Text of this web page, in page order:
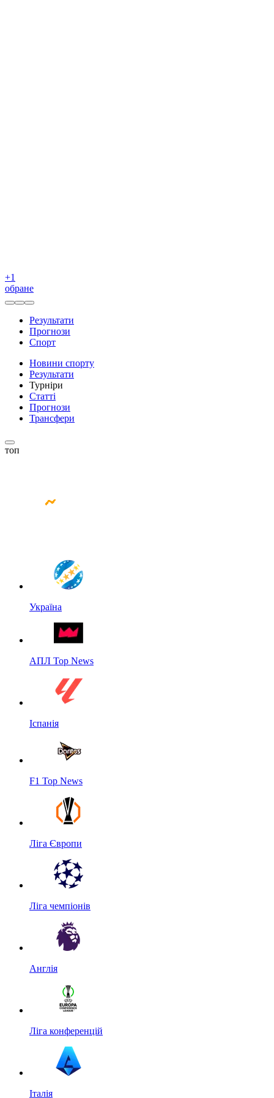
+1
обране
Результати
Прогнози
Спорт
Новини спорту
Результати
Турніри
Статті
Прогнози
Трансфери
топ
Україна
АПЛ Top News
Іспанія
F1 Top News
Ліга Європи
Ліга чемпіонів
Англія
Ліга конференцій
Італія